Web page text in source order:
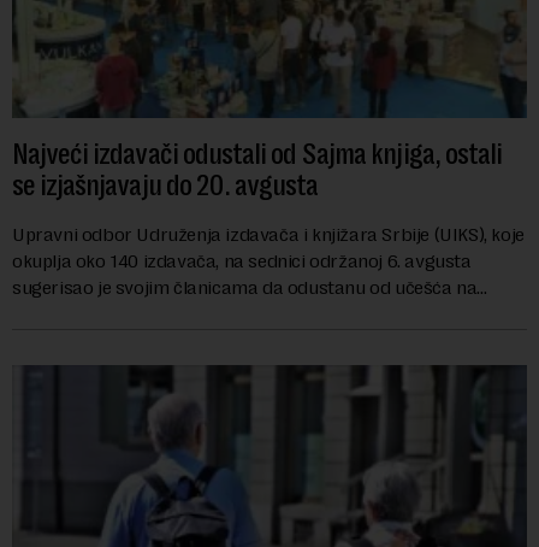
Najveći izdavači odustali od Sajma knjiga, ostali
se izjašnjavaju do 20. avgusta
Upravni odbor Udruženja izdavača i knjižara Srbije (UIKS), koje
okuplja oko 140 izdavača, na sednici održanoj 6. avgusta
sugerisao je svojim članicama da odustanu od učešća na